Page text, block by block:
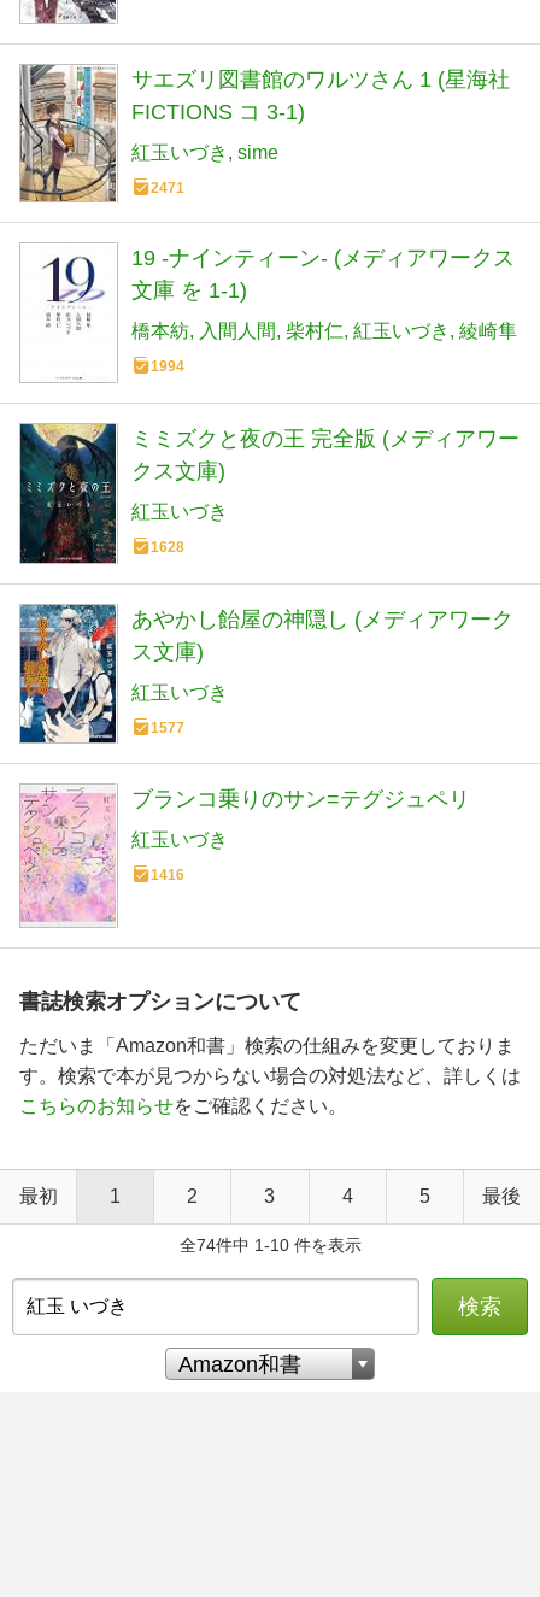
サエズリ図書館のワルツさん 1 (星海社
FICTIONS コ 3-1)
紅玉いづき sime
2471
19 -ナインティーン- (メディアワークス
文庫 を 1-1)
橋本紡 入間人間 柴村仁 紅玉いづき 綾崎隼
1994
ミミズクと夜の王 完全版 (メディアワー
クス文庫)
紅玉いづき
1628
あやかし飴屋の神隠し (メディアワーク
ス文庫)
紅玉いづき
1577
ブランコ乗りのサン=テグジュペリ
紅玉いづき
1416
書誌検索オプションについて
ただいま「Amazon和書」検索の仕組みを変更しておりま
す。検索で本が見つからない場合の対処法など、詳しくは
こちらのお知らせをご確認ください。
最初 1 2 3 4 5 最後
全74件中 1-10 件を表示
検索